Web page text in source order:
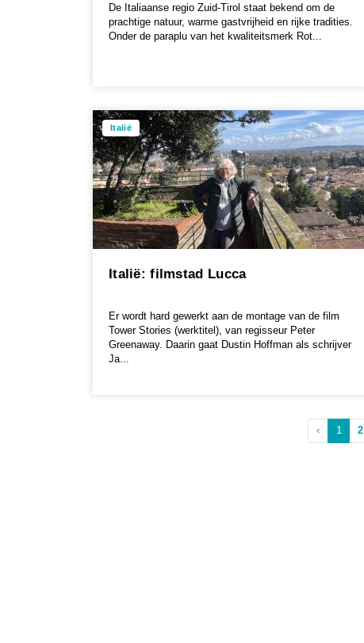
De Italiaanse regio Zuid-Tirol staat bekend om de
prachtige natuur, warme gastvrijheid en rijke tradities.
Onder de paraplu van het kwaliteitsmerk Rot...
Italië
Italië: filmstad Lucca
Er wordt hard gewerkt aan de montage van de film
Tower Stories (werktitel), van regisseur Peter
Greenaway. Daarin gaat Dustin Hoffman als schrijver
Ja...
‹ 1 2